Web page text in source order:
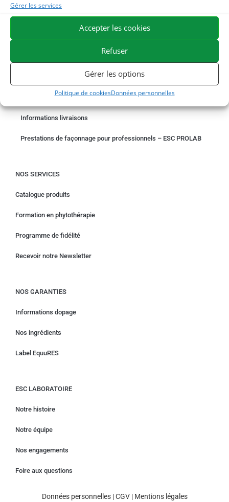
Gérer les services
Accepter les cookies
Refuser
Gérer les options
Politique de cookiesDonnées personnelles
PAIEMENT SÉCURISÉ
BESOIN D'AIDE ?
Un problème avec votre commande ?
Demande de rétractation
Informations livraisons
Prestations de façonnage pour professionnels – ESC PROLAB
NOS SERVICES
Catalogue produits
Formation en phytothérapie
Programme de fidélité
Recevoir notre Newsletter
NOS GARANTIES
Informations dopage
Nos ingrédients
Label EquuRES
ESC LABORATOIRE
Notre histoire
Notre équipe
Nos engagements
Foire aux questions
Données personnelles|CGV| Mentions légales